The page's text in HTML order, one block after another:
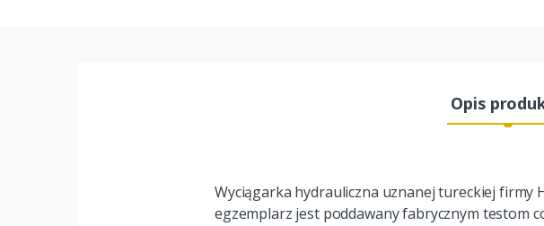
Opis
Wyciągarka hydrauliczna uznanej tureckiej firmy
egzemplarz jest poddawany fabrycznym testom